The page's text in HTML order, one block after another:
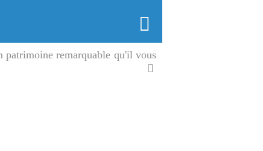
remarquable qu'il vous